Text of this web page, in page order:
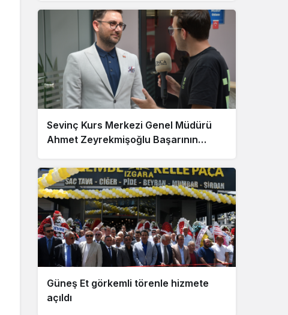
Sevinç Kurs Merkezi Genel Müdürü
Ahmet Zeyrekmişoğlu Başarının
Güneş Et görkemli törenle hizmete
açıldı